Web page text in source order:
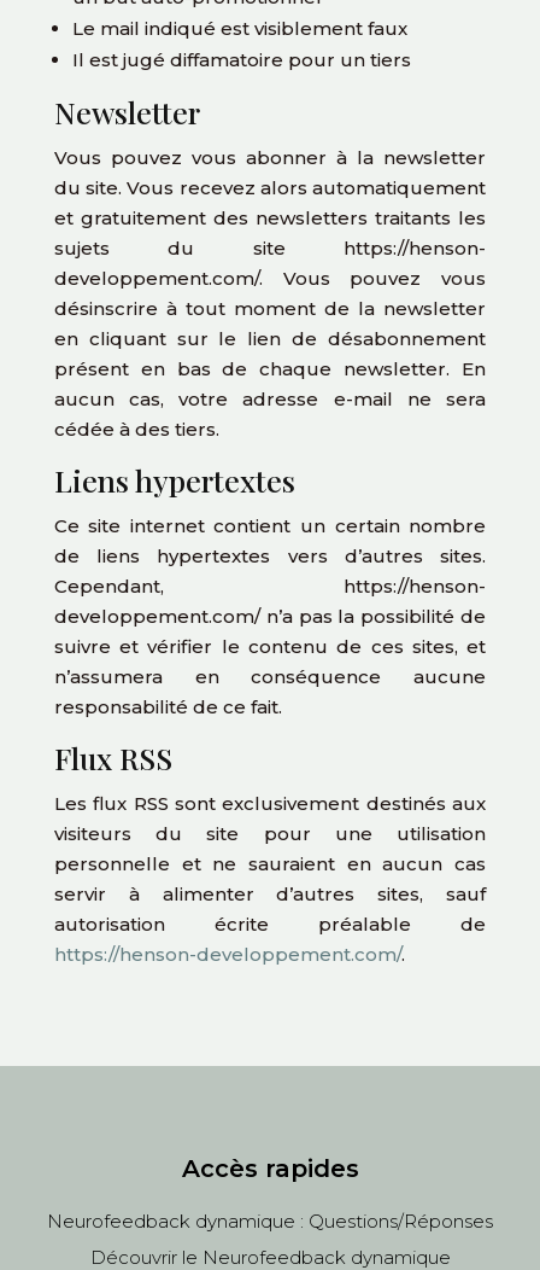
Le mail indiqué est visiblement faux
Il est jugé diffamatoire pour un tiers
Newsletter
Vous pouvez vous abonner à la newsletter
du site. Vous recevez alors automatiquement
et gratuitement des newsletters traitants les
sujets du site https://henson-
developpement.com/. Vous pouvez vous
désinscrire à tout moment de la newsletter
en cliquant sur le lien de désabonnement
présent en bas de chaque newsletter. En
aucun cas, votre adresse e-mail ne sera
cédée à des tiers.
Liens hypertextes
Ce site internet contient un certain nombre
de liens hypertextes vers d’autres sites.
Cependant, https://henson-
developpement.com/ n’a pas la possibilité de
suivre et vérifier le contenu de ces sites, et
n’assumera en conséquence aucune
responsabilité de ce fait.
Flux RSS
Les flux RSS sont exclusivement destinés aux
visiteurs du site pour une utilisation
personnelle et ne sauraient en aucun cas
servir à alimenter d’autres sites, sauf
autorisation écrite préalable de
https://henson-developpement.com/.
Accès rapides
Neurofeedback dynamique : Questions/Réponses
Découvrir le Neurofeedback dynamique